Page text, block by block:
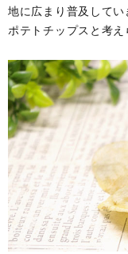
地に広まり普及して
ポテトチップスと考え